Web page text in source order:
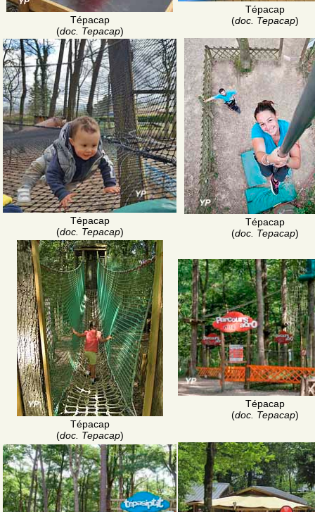
Tépacap
(doc. Tepacap)
Tépacap
(doc. Tepacap)
Tépacap
(doc. Tepacap)
Tépacap
(doc. Tepacap)
Tépacap
(doc. Tepacap)
Tépacap
(doc. Tepacap)